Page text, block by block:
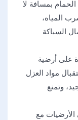
بمسافة لا
المياه،
السباكة
على أرضية
مواد العزل
وتمنع
الأرضيات مع